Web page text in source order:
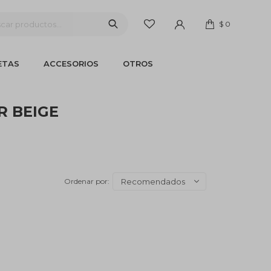
ACCESORIOS OTROS
$ 0
BEIGE
Recomendados